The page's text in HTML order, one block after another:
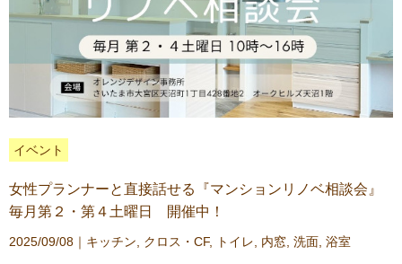
イベント
女性プランナーと直接話せる『マンションリノベ相談会』
毎月第２・第４土曜日 開催中！
2025/09/08｜ キッチン クロス・CF, トイレ 内窓 洗面 浴室